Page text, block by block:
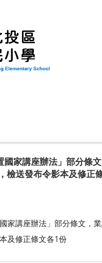
國家講座辦法」部分條
檢送發布令影本及修正
國家講座辦法」部分條文，
及修正條文各1份